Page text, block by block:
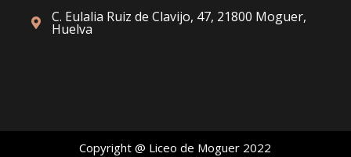
C. Eulalia Ruiz de Clavijo, 47, 21800 Moguer,
Huelva
Copyright @ Liceo de Moguer 2022